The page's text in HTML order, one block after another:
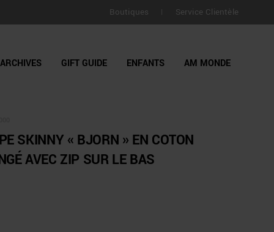
LIVRAISON GRATUITE pour toutes commandes
jours
Boutiques Service Clientèle
ARCHIVES GIFT GUIDE ENFANTS AM MONDE
SKINNY « BJORN » EN COTON
AVEC ZIP SUR LE BAS